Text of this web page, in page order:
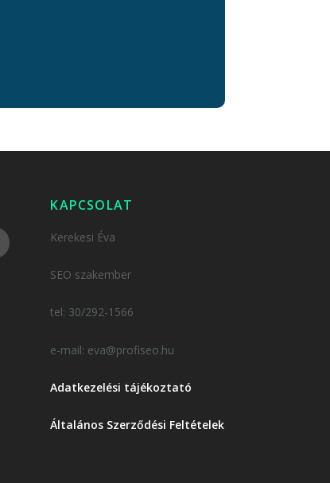
KAPCSOLAT
Kerekesi Éva
SEO szakember
tel: 30/292-1566
e-mail: eva@profiseo.hu
Adatkezelési tájékoztató
Általános Szerződési Feltételek